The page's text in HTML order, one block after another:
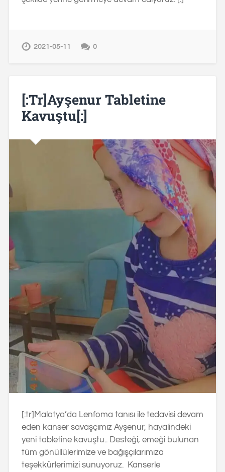
2021-05-11 0
[:tr]Ayşenur Tabletine
Kavuştu[:]
[:tr]Malatya’da Lenfoma tanısı ile tedavisi devam
eden kanser savaşçımız Ayşenur, hayalindeki
yeni tabletine kavuştu.. Desteği, emeği bulunan
tüm gönüllülerimize ve bağışçılarımıza
teşekkürlerimizi sunuyoruz. Kanserle